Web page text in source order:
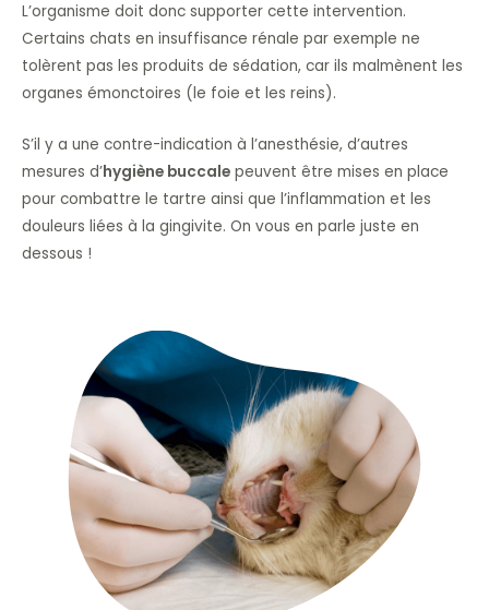
L’organisme doit donc supporter cette intervention.
Certains chats en insuffisance rénale par exemple ne
tolèrent pas les produits de sédation, car ils malmènent les
organes émonctoires (le foie et les reins).
S’il y a une contre-indication à l’anesthésie, d’autres
mesures d’hygiène buccale peuvent être mises en place
pour combattre le tartre ainsi que l’inflammation et les
douleurs liées à la gingivite. On vous en parle juste en
dessous !